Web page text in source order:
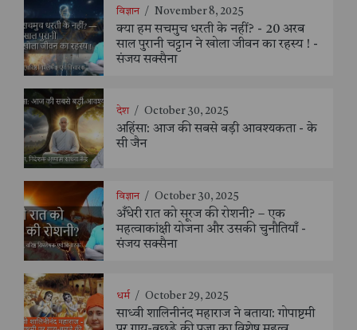
विज्ञान / November 8, 2025
क्या हम सचमुच धरती के नहीं? - 20 अरब
साल पुरानी चट्टान ने खोला जीवन का रहस्य ! -
संजय सक्सैना
देश / October 30, 2025
अहिंसा: आज की सबसे बड़ी आवश्यकता - के
सी जैन
विज्ञान / October 30, 2025
अँधेरी रात को सूरज की रोशनी? – एक
महत्वाकांक्षी योजना और उसकी चुनौतियाँ -
संजय सक्सैना
धर्म / October 29, 2025
साध्वी शालिनीनंद महाराज ने बताया: गोपाष्टमी